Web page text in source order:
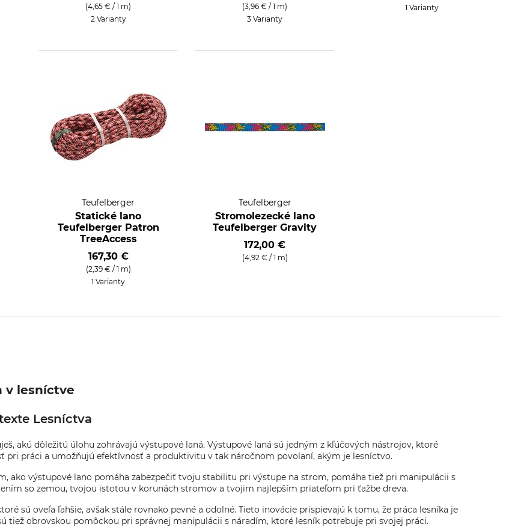
(4,65 € / 1 m)
2 Varianty
(3,96 € / 1 m)
3 Varianty
1 Varianty
Teufelberger
Statické lano
Teufelberger Patron
TreeAccess
167,30 €
(2,39 € / 1 m)
1 Varianty
Teufelberger
Stromolezecké lano
Teufelberger Gravity
172,00 €
(4,92 € / 1 m)
v lesníctve
Lesníctva
akú dôležitú úlohu zohrávajú výstupové laná. Výstupové laná sú jedným z kľúčových nástrojov, ktoré
pri práci a umožňujú efektívnosť a produktivitu v tak náročnom povolaní, akým je lesníctvo.
ako výstupové lano pomáha zabezpečiť tvoju stabilitu pri výstupe na strom, pomáha tiež pri manipulácii s
so zemou, tvojou istotou v korunách stromov a tvojim najlepším priateľom pri ťažbe dreva.
sú oveľa ľahšie, avšak stále rovnako pevné a odolné. Tieto inovácie prispievajú k tomu, že práca lesníka je
tiež obrovskou pomôckou pri správnej manipulácii s náradím, ktoré lesník potrebuje pri svojej práci.